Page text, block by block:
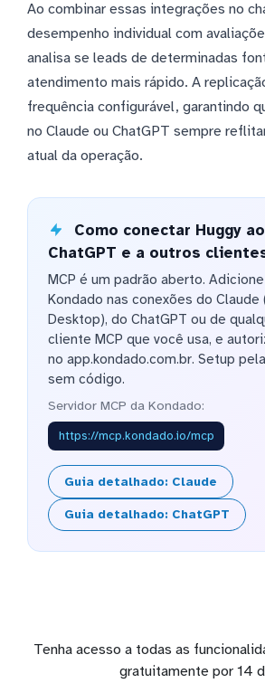
Ao combinar essas integrações no
desempenho individual com
analisa se leads de determinadas
atendimento mais rápido. A
frequência configurável, garantindo
no Claude ou ChatGPT sempre
atual da operação.
Como conectar Huggy
ChatGPT e a outros
MCP é um padrão aberto.
Kondado nas conexões do Claude
Desktop), do ChatGPT ou de
cliente MCP que você usa, e
no app.kondado.com.br. Setup
sem código.
Servidor MCP da Kondado:
https://mcp.kondado.io/mcp
Guia detalhado: Claude
Guia detalhado: ChatGPT
Tenha acesso a todas as
gratuitamente por 14